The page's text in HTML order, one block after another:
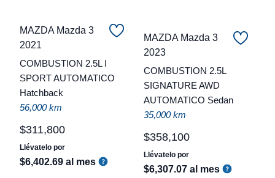
MAZDA Mazda 3
2021
COMBUSTION 2.5L I
SPORT AUTOMATICO
Hatchback
56,000 km
$311,800
Llévatelo por
$6,402.69 al mes
MAZDA Mazda 3
2023
COMBUSTION 2.5L
SIGNATURE AWD
AUTOMATICO Sedan
35,000 km
$358,100
Llévatelo por
$6,307.07 al mes